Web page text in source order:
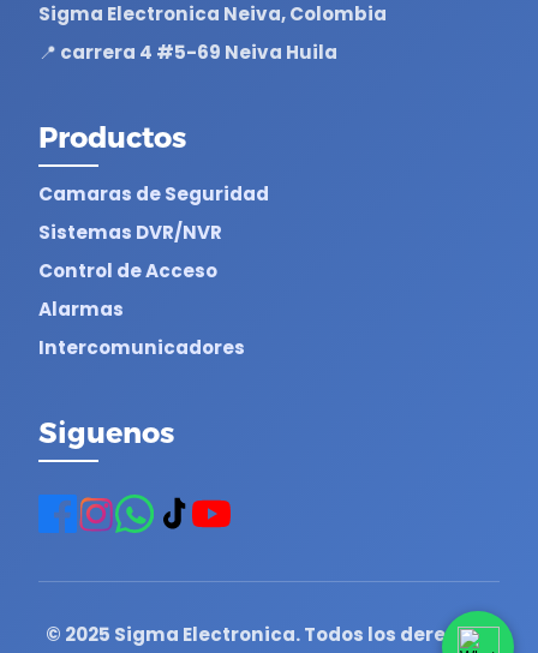
Sigma Electronica Neiva, Colombia
📍 carrera 4 #5-69 Neiva Huila
Productos
Camaras de Seguridad
Sistemas DVR/NVR
Control de Acceso
Alarmas
Intercomunicadores
Siguenos
© 2025 Sigma Electronica. Todos los derechos